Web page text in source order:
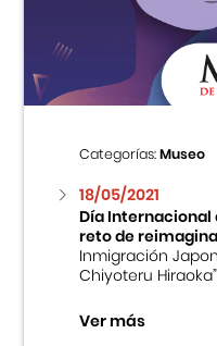
Centro Cultural
Cursos
Museo de la
Fondo Editorial
Teatro Peruano
Categorías:Museo
18/05/2021
Día Internacional
reto de
Inmigración
Chiyoteru Hiraoka”
Ver más